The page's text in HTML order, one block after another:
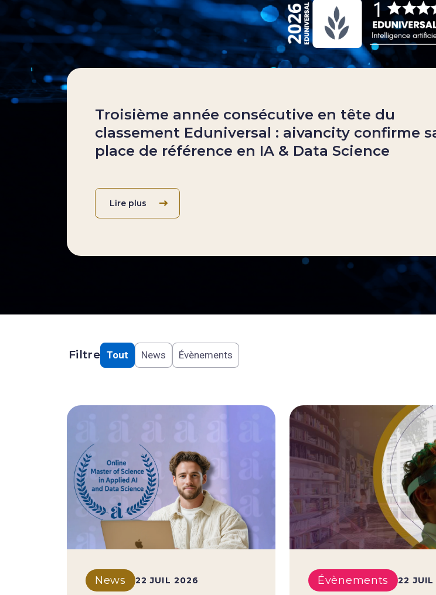
Troisième année consécutive en tête du
classement Eduniversal : aivancity confirme
place de référence en IA & Data Science
Lire plus
Filtre Tout News Évènements
News 22 JUIL 2026 Évènements 22